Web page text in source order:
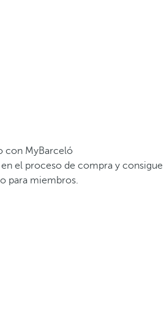
con MyBarceló
el proceso de compra y consigue
para miembros.